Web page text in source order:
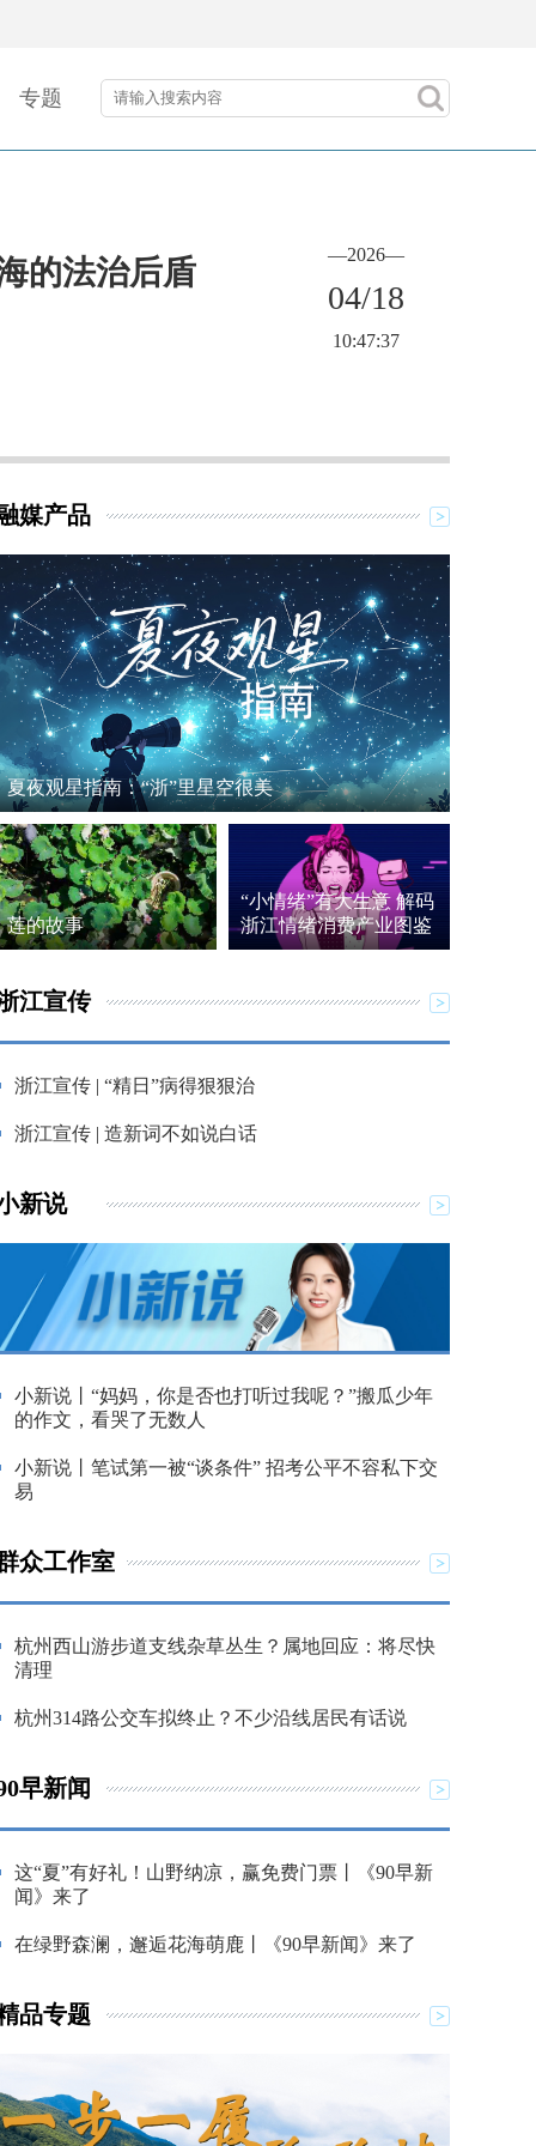
专题
的法治后盾 —2026—
04/18
10:47:37
媒产品
夏夜观星指南：“浙”里星空很美
莲的故事
“小情绪”有大生意 解码
浙江情绪消费产业图鉴
江宣传
浙江宣传 | “精日”病得狠狠治
浙江宣传 | 造新词不如说白话
新说
小新说丨“妈妈，你是否也打听过我呢？”搬瓜少年
的作文，看哭了无数人
小新说丨笔试第一被“谈条件” 招考公平不容私下交
易
众工作室
杭州西山游步道支线杂草丛生？属地回应：将尽快
清理
杭州314路公交车拟终止？不少沿线居民有话说
早新闻
这“夏”有好礼！山野纳凉，赢免费门票丨《90早新
闻》来了
在绿野森澜，邂逅花海萌鹿丨《90早新闻》来了
品专题